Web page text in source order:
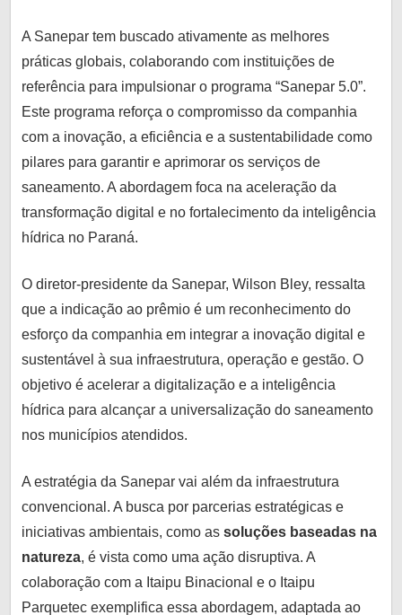
A Sanepar tem buscado ativamente as melhores
práticas globais, colaborando com instituições de
referência para impulsionar o programa “Sanepar 5.0”.
Este programa reforça o compromisso da companhia
com a inovação, a eficiência e a sustentabilidade como
pilares para garantir e aprimorar os serviços de
saneamento. A abordagem foca na aceleração da
transformação digital e no fortalecimento da inteligência
hídrica no Paraná.
O diretor-presidente da Sanepar, Wilson Bley, ressalta
que a indicação ao prêmio é um reconhecimento do
esforço da companhia em integrar a inovação digital e
sustentável à sua infraestrutura, operação e gestão. O
objetivo é acelerar a digitalização e a inteligência
hídrica para alcançar a universalização do saneamento
nos municípios atendidos.
A estratégia da Sanepar vai além da infraestrutura
convencional. A busca por parcerias estratégicas e
iniciativas ambientais, como as soluções baseadas na
natureza, é vista como uma ação disruptiva. A
colaboração com a Itaipu Binacional e o Itaipu
Parquetec exemplifica essa abordagem, adaptada ao